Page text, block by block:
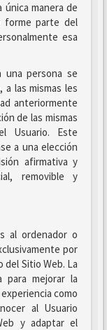
única manera de
forme parte del
esa
una persona se
las mismas les
anteriormente
de las mismas
Usuario. Este
a una elección
afirmativa y
removible y
al ordenador o
por
del Sitio Web. La
para mejorar la
como
al Usuario
y adaptar el